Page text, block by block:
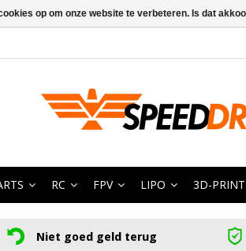
RC FPV LIPO 3D-PRINT
Niet goed geld terug
op om onze website te verbeteren. Is dat